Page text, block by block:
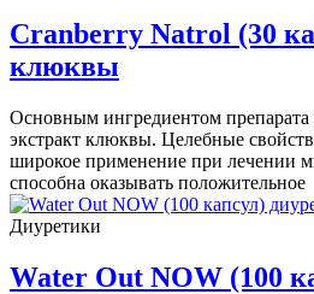
Cranberry Natrol (30
клюквы
Основным ингредиентом препарата
экстракт клюквы. Целебные
широкое применение при лечении
способна оказывать положительное
Диуретики
Water Out NOW (100